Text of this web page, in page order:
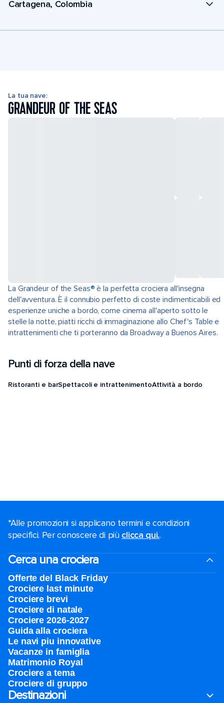
Cartagena, Colombia
La tua nave:
GRANDEUR OF THE SEAS
La Grandeur of the Seas® è la perfetta crociera all'insegna
dell'avventura. È il connubio perfetto di coste indimenticabili ed
esperienze uniche a bordo, come cinema all'aperto sotto le
stelle la notte, piatti ricchi di immaginazione allo Chef's Table e
intrattenimenti che ti porteranno da Broadway a Buenos Aires.
Punti di forza della nave
Ristoranti e barSpettacoli e intrattenimentoAttività a bordo
*Alle promozioni si applicano termini e condizioni
specifici. Per conoscere di più clicca qui..
Cerca una crociera
Offerte del Black Friday
Crociere last minute
Crociere brevi​
Crociere di natale​
Crociere 2026-2027
Guida alla crociera
Le navi piu innovative
Vacanze in famiglia
Matrimonio Royal
Crociere a tema
Crociere di gruppo
Destinazioni